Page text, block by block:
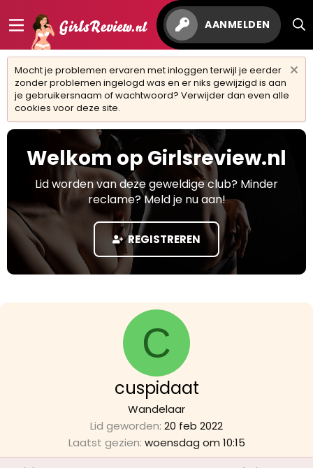
AANMELDEN
Mocht je problemen ervaren met inloggen terwijl je eerder
zonder problemen ingelogd was en er niks gewijzigd is aan
je gebruikersnaam of wachtwoord? Verwijder dan even alle
cookies voor deze site.
Welkom op Girlsreview.nl
Lid worden van deze geweldige club? Minder
reclame? Meld je nu aan!
REGISTREREN
C
cuspidaat
Wandelaar
Lid geworden 20 feb 2022
Laatst gezien woensdag om 10:15